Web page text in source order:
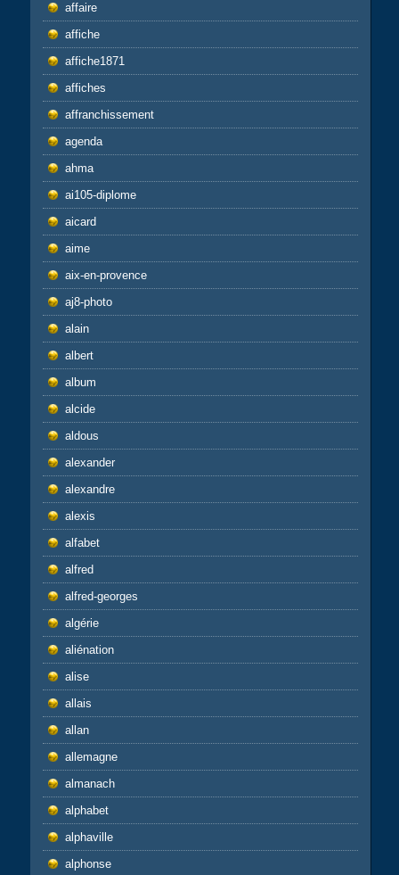
affaire
affiche
affiche1871
affiches
affranchissement
agenda
ahma
ai105-diplome
aicard
aime
aix-en-provence
aj8-photo
alain
albert
album
alcide
aldous
alexander
alexandre
alexis
alfabet
alfred
alfred-georges
algérie
aliénation
alise
allais
allan
allemagne
almanach
alphabet
alphaville
alphonse